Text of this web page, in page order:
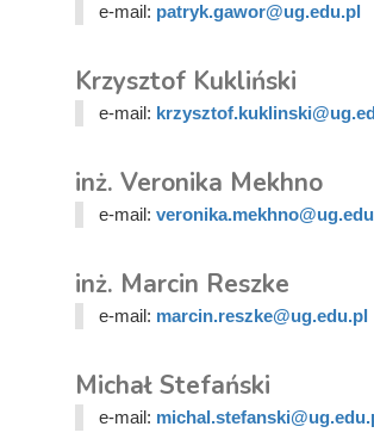
e-mail: patryk.gawor@ug.edu.pl
Krzysztof Kukliński
e-mail:
inż. Veronika Mekhno
e-mail:
inż. Marcin Reszke
e-mail: marcin.reszke@ug.edu.pl
Michał Stefański
e-mail: